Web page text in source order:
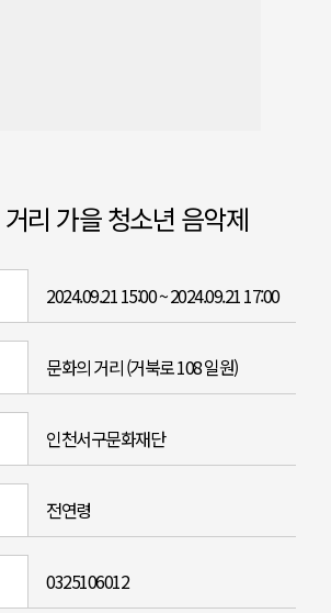
리 가을 청소년 음악제
2024.09.21 15:00 ~ 2024.09.21 17:00
문화의 거리 (거북로 108 일원)
인천서구문화재단
전연령
0325106012